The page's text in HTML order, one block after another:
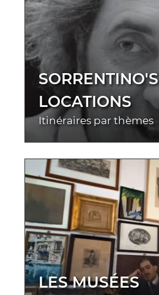
SORRENTINO'S
LOCATIONS
Itinéraires par thèmes
LES MUSÉES